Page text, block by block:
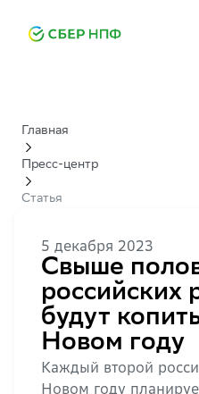
Главная
Пресс-центр
Статья
5 декабря 2023
Свыше
российских
будут
Новом году
Каждый второй
Новом году